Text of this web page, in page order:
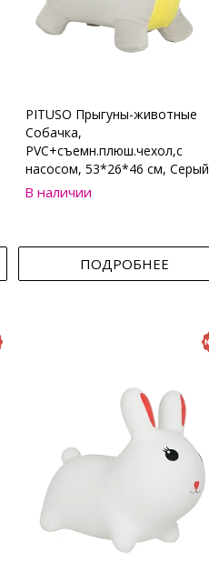
PITUSO Прыгуны-животные
Собачка,
PVC+съемн.плюш.чехол,с
насосом, 53*26*46 см, Серый
В наличии
ПОДРОБНЕЕ